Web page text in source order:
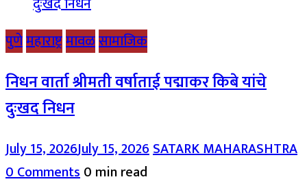
पुणेमहाराष्ट्रमावळसामाजिक
निधन वार्ता श्रीमती वर्षाताई पद्माकर किबे यांचे
दुःखद निधन
July 15, 2026July 15, 2026SATARK MAHARASHTRA
0 Comments0 min read